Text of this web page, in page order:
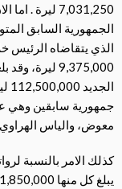
7,031,250
الذي يتقاضاه الرئيس
9,375,000
جمهورية سابقين وهي
معوض، والياس
كذلك الامر بالنسبة